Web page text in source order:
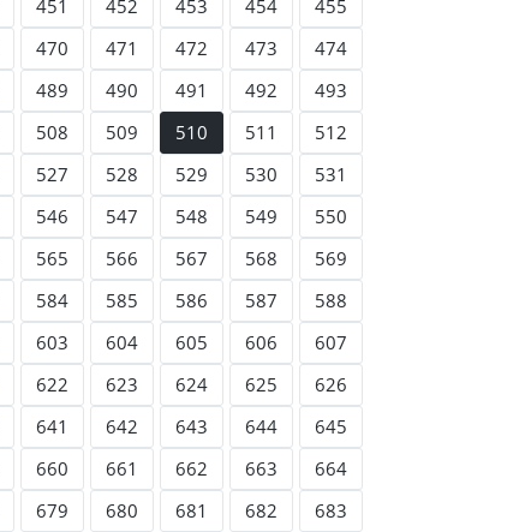
451 452 453 454
455
470 471 472 473
474
489 490 491 492
493
508 509 510 511
512
527 528 529 530
531
546 547 548 549
550
565 566 567 568
569
584 585 586 587
588
603 604 605 606
607
622 623 624 625
626
641 642 643 644
645
660 661 662 663
664
679 680 681 682
683